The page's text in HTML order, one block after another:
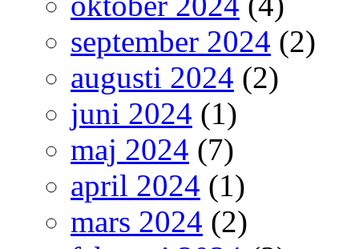
september 2024 (2)
augusti 2024 (2)
juni 2024 (1)
maj 2024 (7)
april 2024 (1)
mars 2024 (2)